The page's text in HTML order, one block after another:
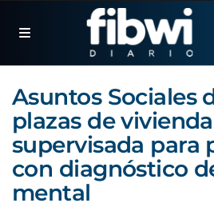
Asuntos Sociales
plazas de vivienda
supervisada para
con diagnóstico
mental